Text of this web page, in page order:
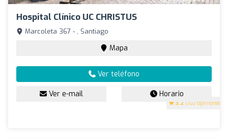
Hospital Clínico UC CHRISTUS
3.2 (102 opiniones)
Marcoleta 367 - , Santiago
Mapa
Ver teléfono
Ver e-mail Horario